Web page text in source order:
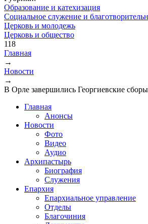
Образование и катехизация
Социальное служение и
Церковь и молодежь
Церковь и общество
118
Вы здесь
Главная
→
Новости
→
В Орле завершились Георгиевские сборы
Главная
Анонсы
Новости
Фото
Видео
Аудио
Архипастырь
Биография
Служения
Епархия
Епархиальное управление
Отделы
Благочиния